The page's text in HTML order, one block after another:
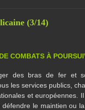
(3/14)
COMBATS À
des bras de fer et
les services publics,
et européennes.
le maintien ou